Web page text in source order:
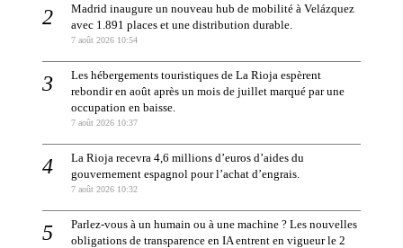
Madrid inaugure un nouveau hub de mobilité à Velázquez
avec 1.891 places et une distribution durable.
7 août 2026 10:54
Les hébergements touristiques de La Rioja espèrent
rebondir en août après un mois de juillet marqué par une
occupation en baisse.
7 août 2026 10:37
La Rioja recevra 4,6 millions d’euros d’aides du
gouvernement espagnol pour l’achat d’engrais.
7 août 2026 10:32
Parlez-vous à un humain ou à une machine ? Les nouvelles
obligations de transparence en IA entrent en vigueur le 2